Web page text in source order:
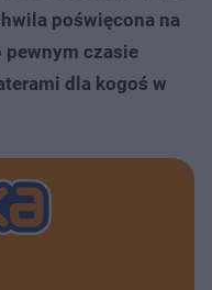
poświęcona na
pewnym czasie
dla kogoś w